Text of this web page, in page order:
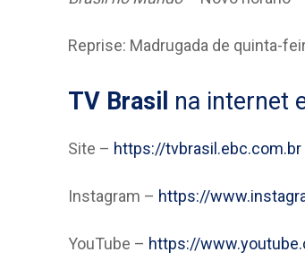
Reprise: Madrugada de quinta-
TV Brasil na internet
Site – https://tvbrasil.ebc.com.br
Instagram – https://
YouTube – https://